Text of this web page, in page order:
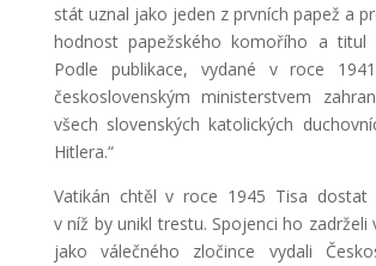
stát uznal jako jeden z prvních papež a
hodnost papežského komořího a titul
Podle publikace, vydané v roce
československým ministerstvem
všech slovenských katolických
Hitlera.“
Vatikán chtěl v roce 1945 Tisa dostat
v níž by unikl trestu. Spojenci ho zadrželi
jako válečného zločince vydali